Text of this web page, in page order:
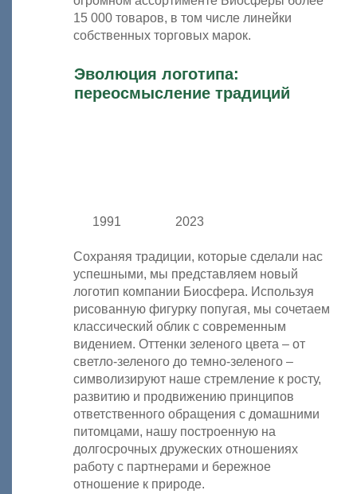
15 000 товаров, в том числе линейки
собственных торговых марок.­
Эволюция логотипа:
переосмысление традиций
1991 2023
Сохраняя традиции, которые сделали нас
успешными, мы представляем новый
логотип компании Биосфера. Используя
рисованную фигурку попугая, мы сочетаем
классический облик с современным
видением. Оттенки зеленого цвета – от
светло-зеленого до темно-зеленого –
символизируют наше стремление к росту,
развитию и продвижению принципов
ответственного обращения с домашними
питомцами, нашу построенную на
долгосрочных дружеских отношениях
работу с партнерами и бережное
отношение к природе.